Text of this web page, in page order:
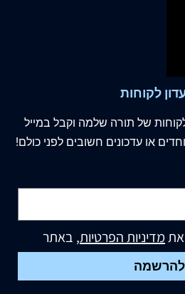
לקוחות
של תורה שלמה וקבל במייל
או עדכונים חשובים לפני כולם!
אתמדיניות הפרטיות, באתר
להרשמה